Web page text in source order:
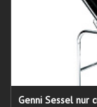
Genni Sessel nur